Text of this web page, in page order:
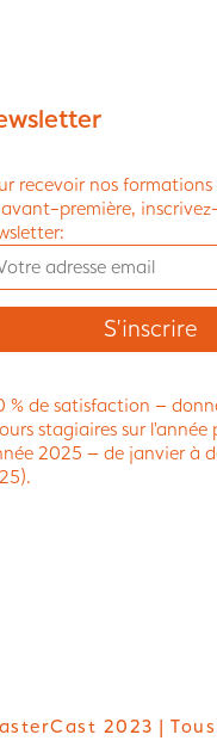
recevoir nos
première,
% de satisfaction –
stagiaires sur
2025 – de janvier à
2023 |